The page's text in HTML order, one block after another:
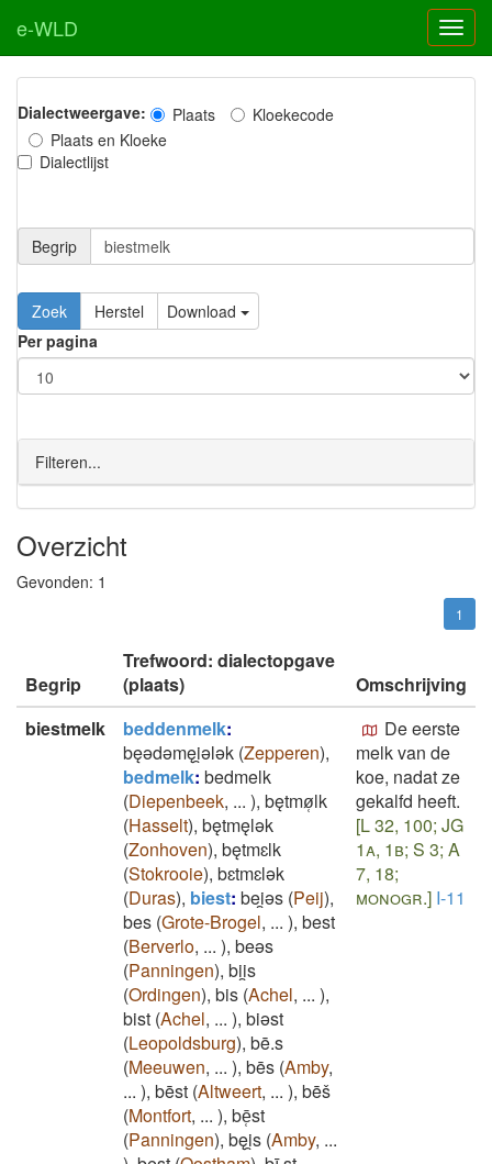
e-WLD
Dialectweergave: Plaats
Kloekecode
Plaats en Kloeke
Dialectlijst
Begrip
Zoek Herstel
Download
Per pagina
Filteren...
Overzicht
Gevonden: 1
1
Begrip
Trefwoord: dialectopgave
(plaats)
Omschrijving
biestmelk
beddenmelk:
bęǝdǝmęi̯ǝlǝk (Zepperen),
bedmelk: bedmelk
(Diepenbeek, ... ), bętmø̜lk
(Hasselt), bętmęlǝk
(Zonhoven), bętmɛlk
(Stokrooie), bɛtmɛlǝk
(Duras), biest: bei̯ǝs (Peij),
bes (Grote-Brogel, ... ), best
(Berverlo, ... ), beǝs
(Panningen), bii̯s
(Ordingen), bis (Achel, ... ),
bist (Achel, ... ), biǝst
(Leopoldsburg), bē.s
(Meeuwen, ... ), bēs (Amby,
... ), bēst (Altweert, ... ), bēš
(Montfort, ... ), bē̜st
(Panningen), bęi̯s (Amby, ...
De eerste
melk van de
koe, nadat ze
gekalfd heeft.
[L 32, 100; JG
1a, 1b; S 3; A
7, 18;
monogr.] I-11